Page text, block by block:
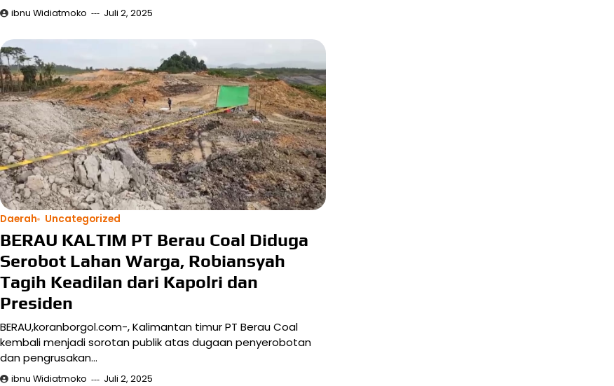
ibnu Widiatmoko Juli 2, 2025
Daerah Uncategorized
BERAU KALTIM PT Berau Coal Diduga
Serobot Lahan Warga, Robiansyah
Tagih Keadilan dari Kapolri dan
Presiden
BERAU,koranborgol.com-, Kalimantan timur PT Berau Coal
kembali menjadi sorotan publik atas dugaan penyerobotan
dan pengrusakan…
ibnu Widiatmoko Juli 2, 2025